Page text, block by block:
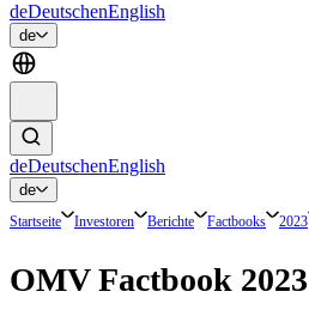
deDeutschenEnglish
de
deDeutschenEnglish
de
Startseite Investoren Berichte Factbooks 2023
OMV Factbook 2023